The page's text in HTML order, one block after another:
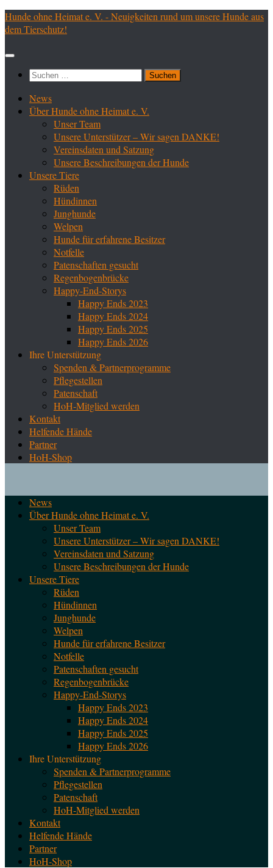
Zum
Inhalt
Hunde ohne Heimat e. V. - Neuigkeiten rund um unsere Hunde aus
dem Tierschutz!
Suchen
News
Über Hunde ohne Heimat e. V.
Unser Team
Unsere Unterstützer – Wir sagen DANKE!
Vereinsdaten und Satzung
Unsere Beschreibungen der Hunde
Unsere Tiere
Rüden
Hündinnen
Junghunde
Welpen
Hunde für erfahrene Besitzer
Notfelle
Patenschaften gesucht
Regenbogenbrücke
Happy-End-Storys
Happy Ends 2023
Happy Ends 2024
Happy Ends 2025
Happy Ends 2026
Ihre Unterstützung
Spenden & Partnerprogramme
Pflegestellen
Patenschaft
HoH-Mitglied werden
Kontakt
Helfende Hände
Partner
HoH-Shop
News
Über Hunde ohne Heimat e. V.
Unser Team
Unsere Unterstützer – Wir sagen DANKE!
Vereinsdaten und Satzung
Unsere Beschreibungen der Hunde
Unsere Tiere
Rüden
Hündinnen
Junghunde
Welpen
Hunde für erfahrene Besitzer
Notfelle
Patenschaften gesucht
Regenbogenbrücke
Happy-End-Storys
Happy Ends 2023
Happy Ends 2024
Happy Ends 2025
Happy Ends 2026
Ihre Unterstützung
Spenden & Partnerprogramme
Pflegestellen
Patenschaft
HoH-Mitglied werden
Kontakt
Helfende Hände
Partner
HoH-Shop